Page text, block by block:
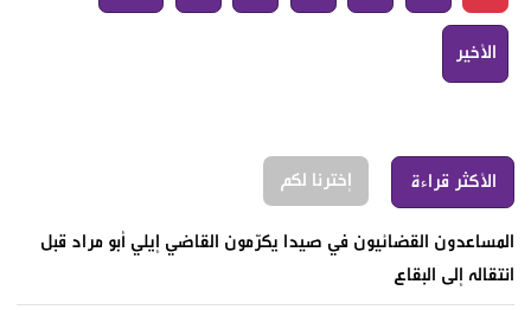
الأخير
الأكثر قراءة إخترنا لكم
المساعدون القضائيون في صيدا يكرّمون القاضي إيلي أبو مراد قبل
انتقاله إلى البقاع